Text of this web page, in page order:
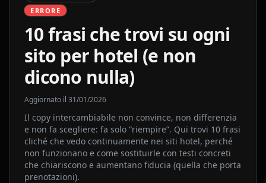
ERRORE
10 frasi che trovi su ogni
sito per hotel (e non
dicono nulla)
Aggiornato il 31/01/2026
Il copy intercambiabile non convince, non differenzia
e non fa scegliere: fa solo “riempire”. Qui trovi 10 frasi
cliché che vedo continuamente nei siti hotel, perché
non funzionano e come sostituirle con testi concreti
che chiariscono e aumentano fiducia (quella che porta
prenotazioni).